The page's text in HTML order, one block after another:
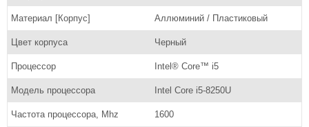
Материал [Корпус] Аллюминий / Пластиковый
Цвет корпуса Черный
Процессор Intel® Core™ i5
Модель процессора Intel Core i5-8250U
Частота процессора, Mhz 1600